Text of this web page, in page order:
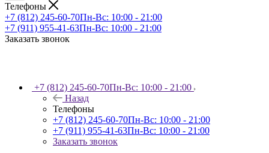
Телефоны
+7 (812) 245-60-70Пн-Вс: 10:00 - 21:00
+7 (911) 955-41-63Пн-Вс: 10:00 - 21:00
Заказать звонок
+7 (812) 245-60-70Пн-Вс: 10:00 - 21:00
Назад
Телефоны
+7 (812) 245-60-70Пн-Вс: 10:00 - 21:00
+7 (911) 955-41-63Пн-Вс: 10:00 - 21:00
Заказать звонок